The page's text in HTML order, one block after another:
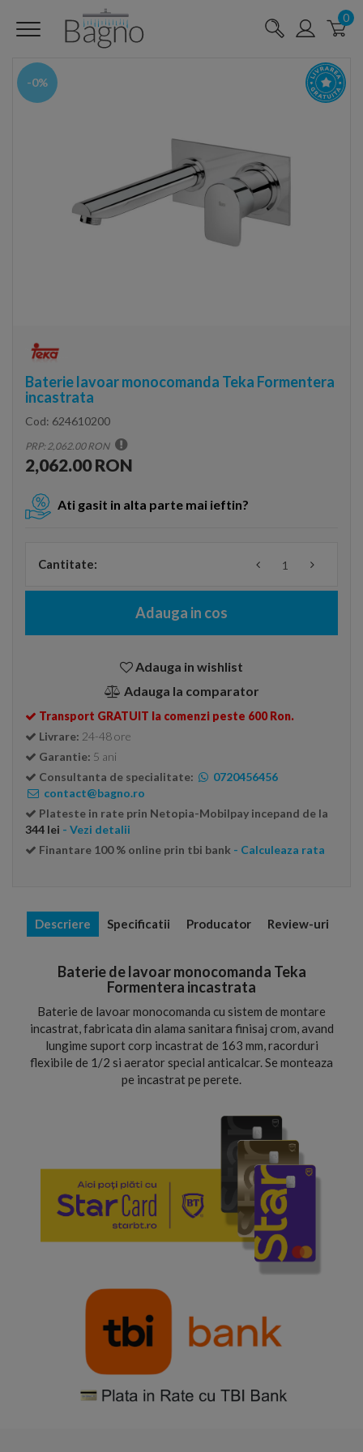
0
-0%
Baterie lavoar monocomanda Teka Formentera
incastrata
Cod: 624610200
PRP: 2,062.00 RON
2,062.00 RON
Ati gasit in alta parte mai ieftin?
Cantitate:
Adauga in cos
Adauga in wishlist
Adauga la comparator
Transport GRATUIT la comenzi peste 600 Ron.
Livrare: 24-48 ore
Garantie: 5 ani
Consultanta de specialitate:
0720456456
contact@bagno.ro
Plateste in rate prin Netopia-Mobilpay incepand de la
344 lei - Vezi detalii
Finantare 100 % online prin tbi bank - Calculeaza rata
Descriere Specificatii Producator Review-uri
Baterie de lavoar monocomanda Teka
Formentera incastrata
Baterie de lavoar monocomanda cu sistem de montare
incastrat, fabricata din alama sanitara finisaj crom, avand
lungime suport corp incastrat de 163 mm, racorduri
flexibile de 1/2 si aerator special anticalcar. Se monteaza
pe incastrat pe perete.